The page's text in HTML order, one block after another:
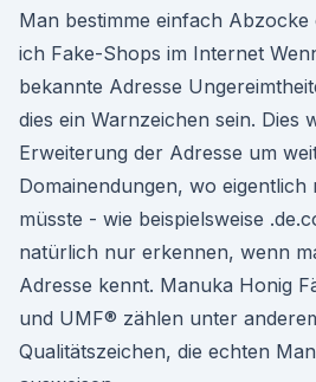
Man bestimme einfach Abzocke
ich Fake-Shops im Internet
bekannte Adresse
dies ein Warnzeichen sein. Dies
Erweiterung der Adresse um
Domainendungen, wo
müsste - wie beispielsweise
natürlich nur erkennen, wenn
Adresse kennt. Manuka Honig
und UMF® zählen unter
Qualitätszeichen, die echten